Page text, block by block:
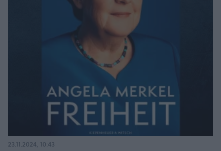
23.11.2024, 10:43